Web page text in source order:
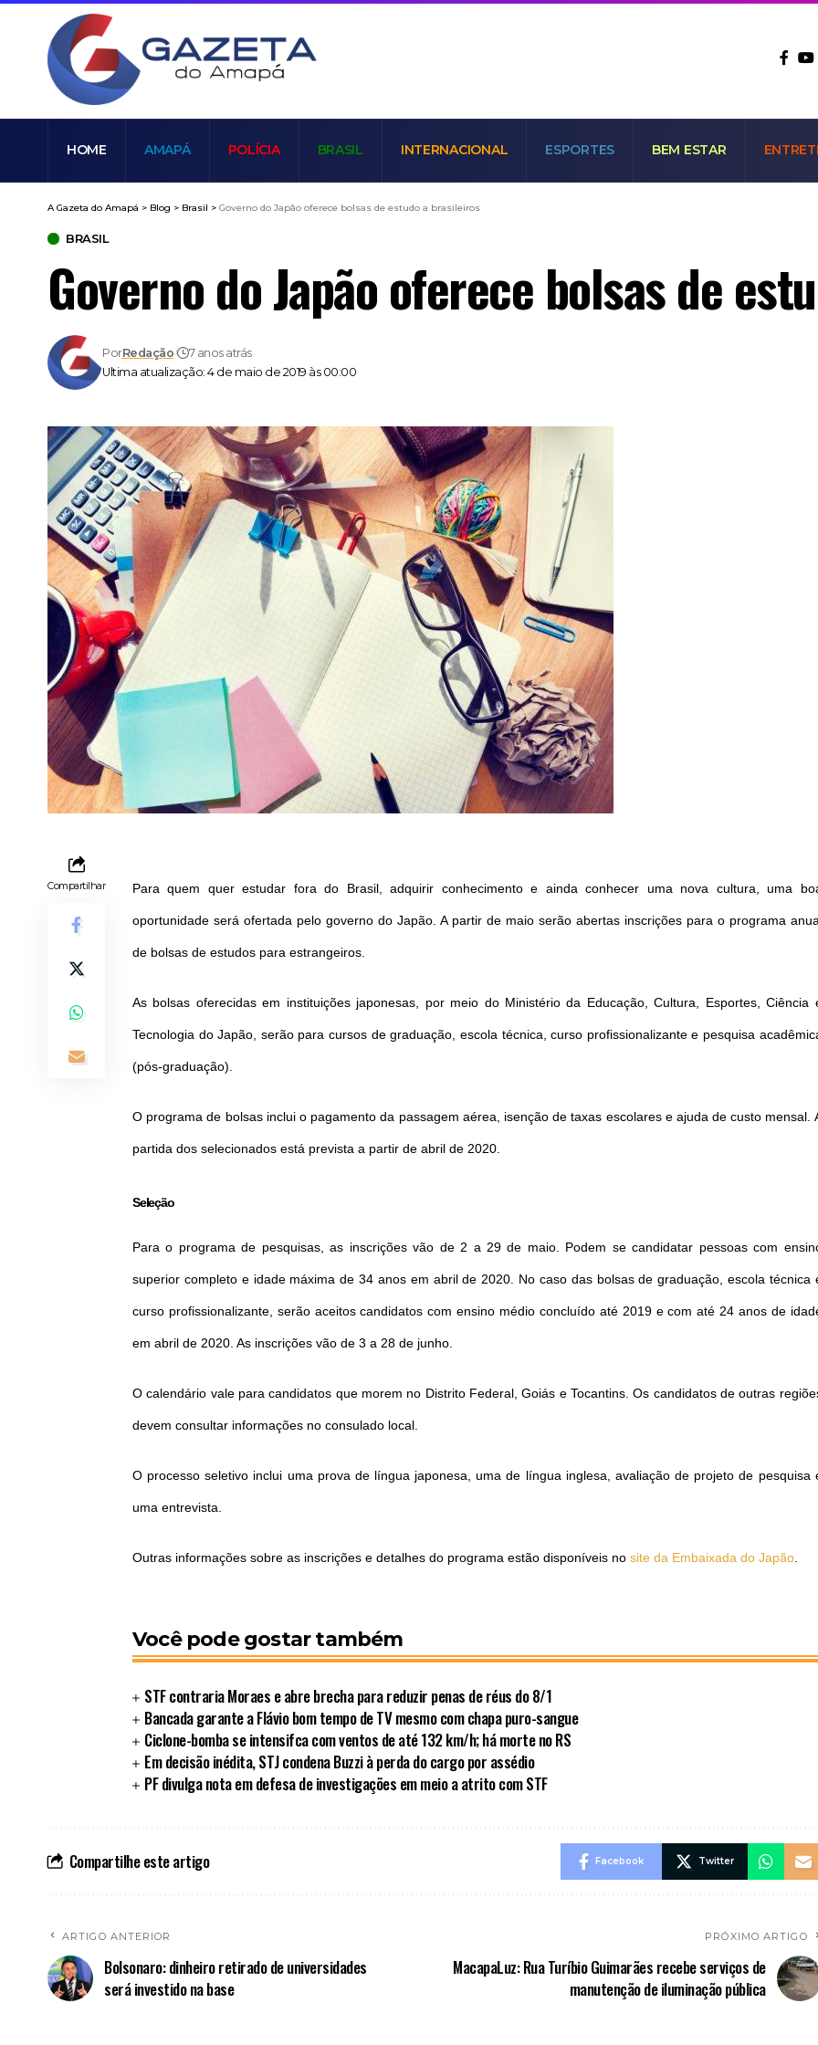
HOME AMAPÁ POLÍCIA BRASIL INTERNACIONAL ESPORTES BEM ESTAR
A Gazeta do Amapá > Blog > Brasil > Governo do Japão oferece bolsas de estudo a brasileiros
BRASIL
Governo do Japão oferece bolsas de
Ultima atualização: 4 de maio de 2019 às 00:00
PorRedação 7 anos atrás
Compartilhar Para quem quer estudar fora do Brasil, adquirir conhecimento e ainda conhecer uma nova cultura, uma
oportunidade será ofertada pelo governo do Japão. A partir de maio serão abertas inscrições para o programa
de bolsas de estudos para estrangeiros.
As bolsas oferecidas em instituições japonesas, por meio do Ministério da Educação, Cultura, Esportes, Ciência
Tecnologia do Japão, serão para cursos de graduação, escola técnica, curso profissionalizante e pesquisa
(pós-graduação).
O programa de bolsas inclui o pagamento da passagem aérea, isenção de taxas escolares e ajuda de custo mensal.
partida dos selecionados está prevista a partir de abril de 2020.
Seleção
Para o programa de pesquisas, as inscrições vão de 2 a 29 de maio. Podem se candidatar pessoas com
superior completo e idade máxima de 34 anos em abril de 2020. No caso das bolsas de graduação, escola técnica
curso profissionalizante, serão aceitos candidatos com ensino médio concluído até 2019 e com até 24 anos de
em abril de 2020. As inscrições vão de 3 a 28 de junho.
O calendário vale para candidatos que morem no Distrito Federal, Goiás e Tocantins. Os candidatos de outras
devem consultar informações no consulado local.
O processo seletivo inclui uma prova de língua japonesa, uma de língua inglesa, avaliação de projeto de pesquisa
uma entrevista.
Outras informações sobre as inscrições e detalhes do programa estão disponíveis no site da Embaixada do Japão
Você pode gostar também
STF contraria Moraes e abre brecha para reduzir penas de réus do 8/1
Bancada garante a Flávio bom tempo de TV mesmo com chapa puro-sangue
Ciclone-bomba se intensifca com ventos de até 132 km/h; há morte no RS
Em decisão inédita, STJ condena Buzzi à perda do cargo por assédio
PF divulga nota em defesa de investigações em meio a atrito com STF
Compartilhe este artigo Facebook Twitter
ARTIGO ANTERIOR
Bolsonaro: dinheiro retirado de universidades
será investido na base
PRÓXIMO ARTIGO
MacapaLuz: Rua Turíbio Guimarães recebe serviços de
manutenção de iluminação pública